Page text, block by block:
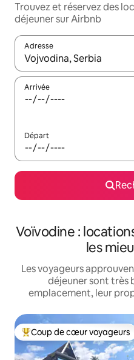
Trouvez et réservez des
déjeuner sur Airbnb
Adresse
Lorsque les résultats
Arrivée
Départ
Voïvodine :
les
Les voyageurs
déjeuner sont très
emplacement, leur
Coups de cœur voyageurs
Coup de cœur voyageurs